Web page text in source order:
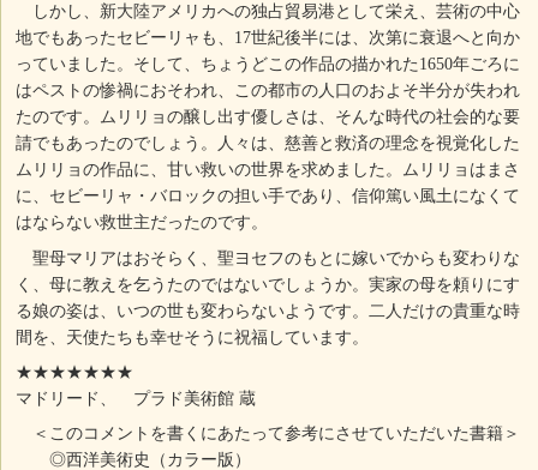
しかし、新大陸アメリカへの独占貿易港として栄え、芸術の中心
地でもあったセビーリャも、17世紀後半には、次第に衰退へと向か
っていました。そして、ちょうどこの作品の描かれた1650年ごろに
はペストの惨禍におそわれ、この都市の人口のおよそ半分が失われ
たのです。ムリリョの醸し出す優しさは、そんな時代の社会的な要
請でもあったのでしょう。人々は、慈善と救済の理念を視覚化した
ムリリョの作品に、甘い救いの世界を求めました。ムリリョはまさ
に、セビーリャ・バロックの担い手であり、信仰篤い風土になくて
はならない救世主だったのです。
聖母マリアはおそらく、聖ヨセフのもとに嫁いでからも変わりな
く、母に教えを乞うたのではないでしょうか。実家の母を頼りにす
る娘の姿は、いつの世も変わらないようです。二人だけの貴重な時
間を、天使たちも幸せそうに祝福しています。
★★★★★★★
マドリード、 プラド美術館 蔵
＜このコメントを書くにあたって参考にさせていただいた書籍＞
◎西洋美術史（カラー版）